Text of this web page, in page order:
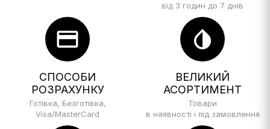
від 3 годин до 7 днів
credit_card
СПОСОБИ
РОЗРАХУНКУ
Готівка, Безготівка,
Visa/MasterCard
invert_colors
ВЕЛИКИЙ
АСОРТИМЕНТ
Товари
в наявності і під замовлення